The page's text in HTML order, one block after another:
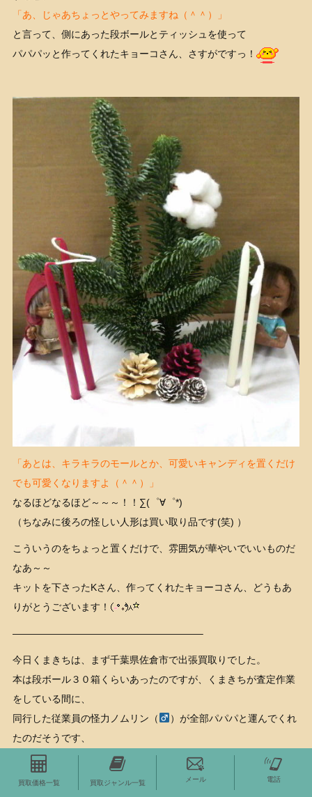
買取価格一覧 買取ジャンル一覧 メール 電話
「あ、じゃあちょっとやってみますね（＾＾）」
と言って、側にあった段ボールとティッシュを使って
パパパッと作ってくれたキョーコさん、さすがですっ！
「あとは、キラキラのモールとか、可愛いキャンディを置くだけ
でも可愛くなりますよ（＾＾）」
なるほどなるほど～～～！！∑(゜∀゜*)
（ちなみに後ろの怪しい人形は買い取り品です(笑) ）
こういうのをちょっと置くだけで、雰囲気が華やいでいいものだ
なあ～～
キットを下さったKさん、作ってくれたキョーコさん、どうもあ
りがとうございます！
———————————————————–
今日くまきちは、まず千葉県佐倉市で出張買取りでした。
本は段ボール３０箱くらいあったのですが、くまきちが査定作業
をしている間に、
同行した従業員の怪力ノムリン（
）が全部パパパと運んでくれ
たのだそうです、
いつもながらすごいわーーーー(´ﾟдﾟ)
そしていったん店に戻ってみんなで荷卸しし、くまねこ号を空に